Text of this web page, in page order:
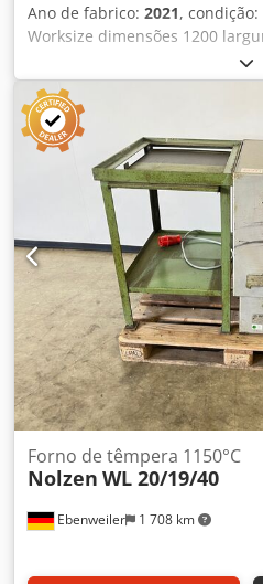
Ano de fabrico: 2021, condição:
Worksize dimensões 1200
profundidade Dimensões
x 3300 profundidade
Potência nominal 27kW Tensão
Tipo de porta: uma face Anti-
± 3,0 ° C se 180 ° C
Temperatura máx. 230° C
no chão) Painéis de
telhado Circulação Vertical
painel intercambiável Variável
furos nas paredes Dcodpfx
ventilação 1500m 3/h Potência
Capacidade L 6480 Garantia de
Ebenweiler 1 708 km
Forno de têmpera 1150°C
Nolzen WL 20/19/40